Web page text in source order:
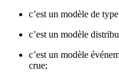
c’est un modèle de
c’est un modèle
c’est un modèle
crue;